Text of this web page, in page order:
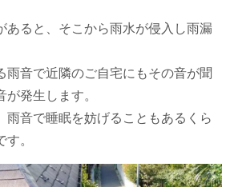
あると、そこから雨水が侵入し雨漏
雨音で近隣のご自宅にもその音が聞
発生します。
雨音で睡眠を妨げることもあるくら
。